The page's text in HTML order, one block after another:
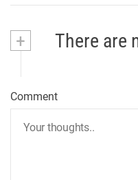
+ There are
Comment